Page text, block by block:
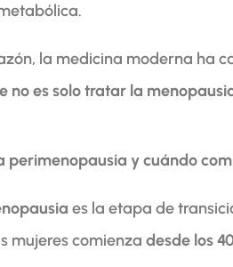
la medicina moderna ha
no es solo tratar la
perimenopausia y cuándo
es la etapa de
mujeres comienza desde los